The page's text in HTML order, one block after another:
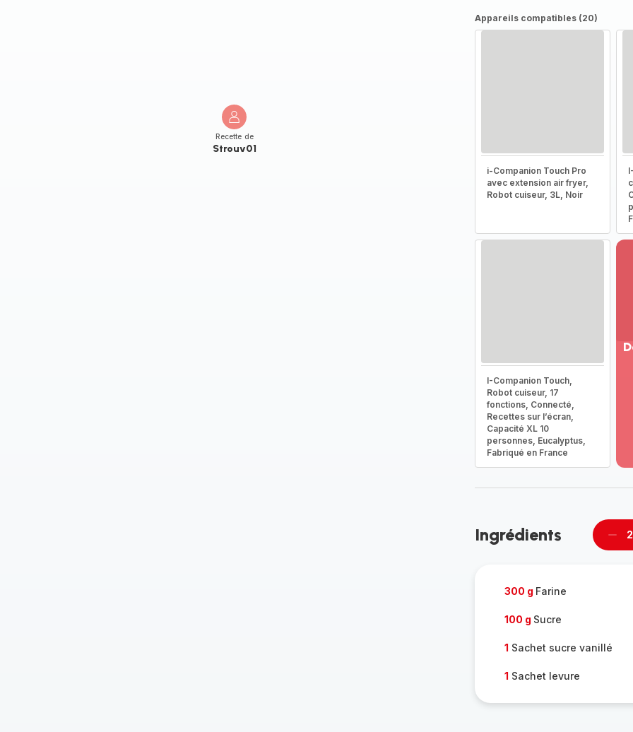
Recette de
Strouv01
Appareils compatibles (20)
i-Companion Touch Pro
avec extension air fryer,
Robot cuiseur, 3L, Noir
I-Companion Touch,
Robot cuiseur, 17
fonctions, Connecté,
Recettes sur l’écran,
Capacité XL 10
personnes, Eucalyptus,
Fabriqué en France
Ingrédients
300 g Farine
100 g Sucre
1 Sachet sucre vanillé
1 Sachet levure